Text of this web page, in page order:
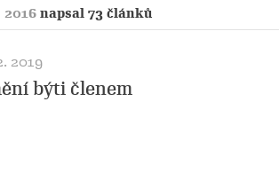
2016 napsal 73 článků
2019
býti členem